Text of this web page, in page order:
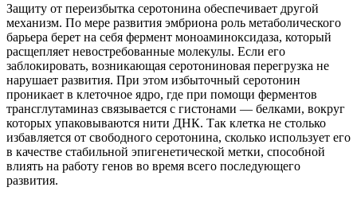
Защиту от переизбытка серотонина обеспечивает другой
механизм. По мере развития эмбриона роль метаболического
барьера берет на себя фермент моноаминоксидаза, который
расщепляет невостребованные молекулы. Если его
заблокировать, возникающая серотониновая перегрузка не
нарушает развития. При этом избыточный серотонин
проникает в клеточное ядро, где при помощи ферментов
трансглутаминаз связывается с гистонами — белками, вокруг
которых упаковываются нити ДНК. Так клетка не столько
избавляется от свободного серотонина, сколько использует его
в качестве стабильной эпигенетической метки, способной
влиять на работу генов во время всего последующего
развития.